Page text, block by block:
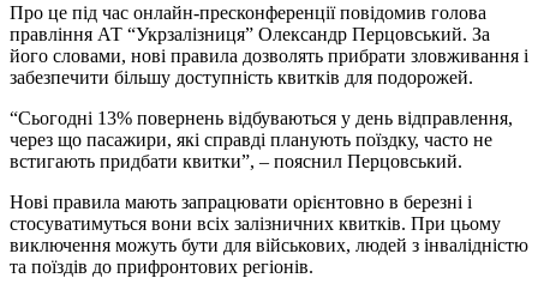
Про це під час онлайн-пресконференції повідомив голова
правління АТ “Укрзалізниця” Олександр Перцовський. За
його словами, нові правила дозволять прибрати зловживання і
забезпечити більшу доступність квитків для подорожей.
“Сьогодні 13% повернень відбуваються у день відправлення,
через що пасажири, які справді планують поїздку, часто не
встигають придбати квитки”, – пояснил Перцовський.
Нові правила мають запрацювати орієнтовно в березні і
стосуватимуться вони всіх залізничних квитків. При цьому
виключення можуть бути для військових, людей з інвалідністю
та поїздів до прифронтових регіонів.